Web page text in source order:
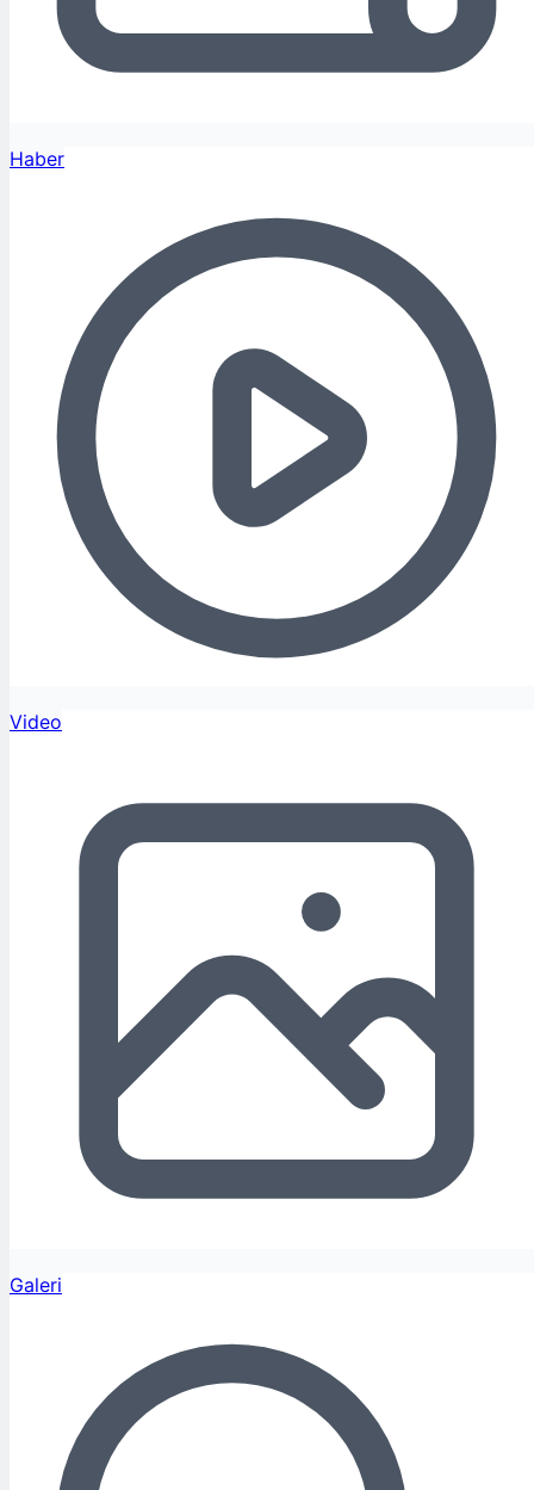
Haber
Video
Galeri